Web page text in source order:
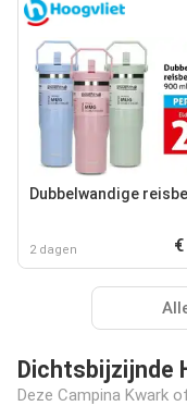
Dubbelwandige
2 dagen
Dichtsbijzijnde
Deze Campina Kwark